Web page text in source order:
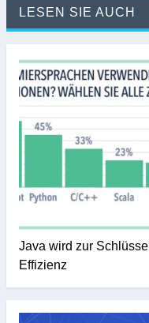
LESEN SIE AUCH
Java wird zur
Effizienz